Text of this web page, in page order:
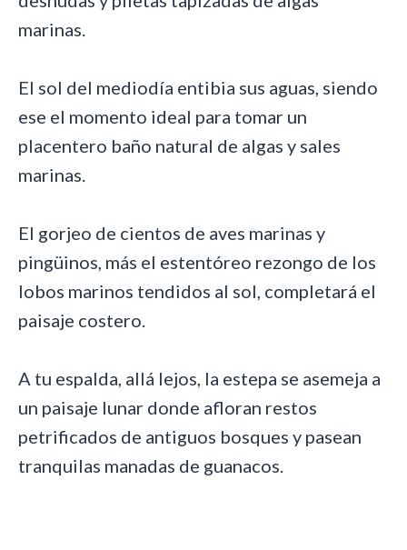
marinas.
El sol del mediodía entibia sus aguas, siendo
ese el momento ideal para tomar un
placentero baño natural de algas y sales
marinas.
El gorjeo de cientos de aves marinas y
pingüinos, más el estentóreo rezongo de los
lobos marinos tendidos al sol, completará el
paisaje costero.
A tu espalda, allá lejos, la estepa se asemeja a
un paisaje lunar donde afloran restos
petrificados de antiguos bosques y pasean
tranquilas manadas de guanacos.